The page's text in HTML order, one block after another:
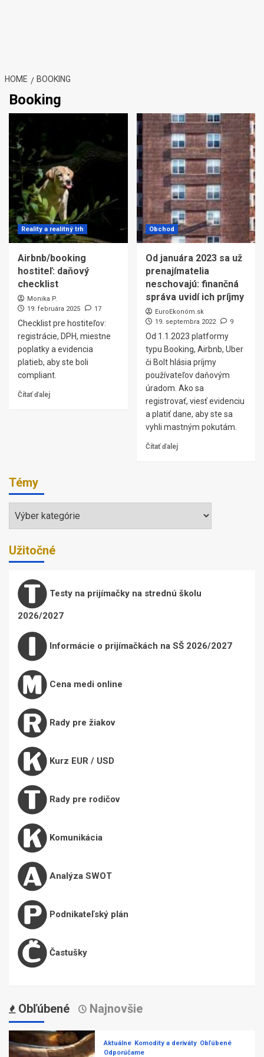
HOME BOOKING
Booking
Reality a realitný trh
Airbnb/booking
hostiteľ: daňový
checklist
Monika P.
19. februára 2025
17
Checklist pre hostiteľov:
registrácie, DPH, miestne
poplatky a evidencia
platieb, aby ste boli
compliant.
Čítať ďalej
Obchod
Od januára 2023 sa už
prenajímatelia
neschovajú: finančná
správa uvidí ich príjmy
EuroEkonóm.sk
19. septembra 2022
9
Od 1.1.2023 platformy
typu Booking, Airbnb, Uber
či Bolt hlásia príjmy
používateľov daňovým
úradom. Ako sa
registrovať, viesť evidenciu
a platiť dane, aby ste sa
vyhli mastným pokutám.
Čítať ďalej
Témy
Témy
Užitočné
Testy na prijímačky na strednú školu
2026/2027
Informácie o prijímačkách na SŠ 2026/2027
Cena medi online
Rady pre žiakov
Kurz EUR / USD
Rady pre rodičov
Komunikácia
Analýza SWOT
Podnikateľský plán
Častušky
Obľúbené Najnovšie
Aktuálne Komodity a deriváty Obľúbené
Odporúčame